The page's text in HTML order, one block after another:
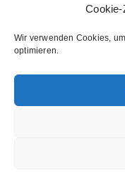
Wir verwenden Cookies,
optimieren.